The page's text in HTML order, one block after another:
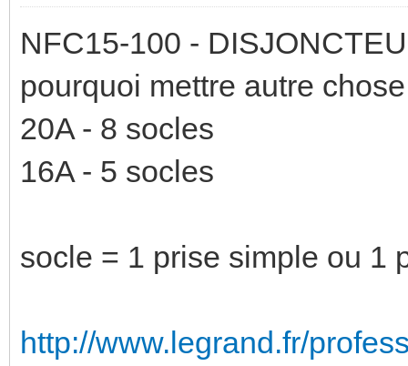
NFC15-100 -
pourquoi mettre autre
20A - 8 socles
16A - 5 socles
socle = 1 prise simple ou 1
http://www.legrand.fr/